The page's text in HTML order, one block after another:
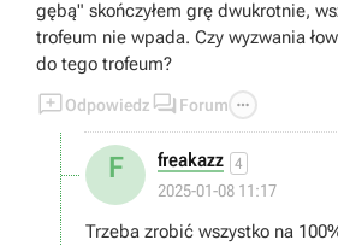
gębą" skończyłem grę dwukrotnie,
trofeum nie wpada. Czy wyzwania
do tego trofeum?
Odpowiedz  Forum 
F freakazz 4
2025-01-08 11:17
Trzeba zrobić wszystko na